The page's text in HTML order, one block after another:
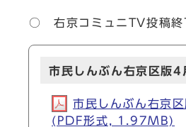
○ 右京コミュニTV投稿終
市民しんぶん右京区版
市民しんぶん右京
(PDF形式, 1.97MB)